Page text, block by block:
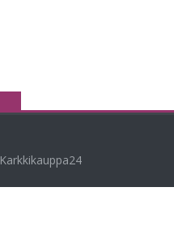
Karkkikauppa24